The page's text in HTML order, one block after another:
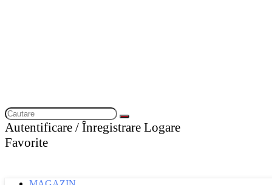
Autentificare / Înregistrare Logare
Favorite